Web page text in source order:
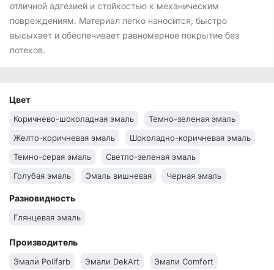
отличной адгезией и стойкостью к механическим
повреждениям. Материал легко наносится, быстро
высыхает и обеспечивает равномерное покрытие без
потеков.
Цвет
Коричнево-шоколадная эмаль
Темно-зеленая эмаль
Желто-коричневая эмаль
Шоколадно-коричневая эмаль
Темно-серая эмаль
Светло-зеленая эмаль
Голубая эмаль
Эмаль вишневая
Черная эмаль
Синяя эмаль
Красно-коричневая эмаль
Разновидность
Глянцевая эмаль
Производитель
Эмали Polifarb Эмали DekArt Эмали Comfort